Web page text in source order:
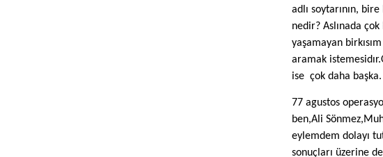
adlı soytarının,
nedir? Aslınada
yaşamayan
aramak
ise çok daha başka.
77 agustos
ben,Ali
eylemdem dolayı
sonuçları üzerine